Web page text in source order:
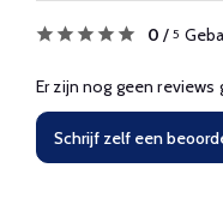
0 / 5
Er zijn nog geen
Schrijf zelf een